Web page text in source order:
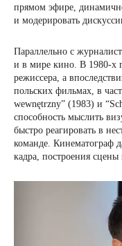
прямом эфире,
и модерировать
Параллельно с
и в мире кино. В 1980-х
режиссера, а
польских фильмах, в
wewnętrzny” (1983) и
способность мыслить
быстро реагировать в
команде. Кинематограф
кадра, построения